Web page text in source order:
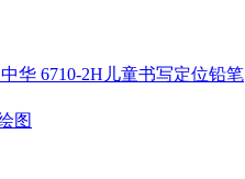
中华 6710-2H儿童书写定位铅笔